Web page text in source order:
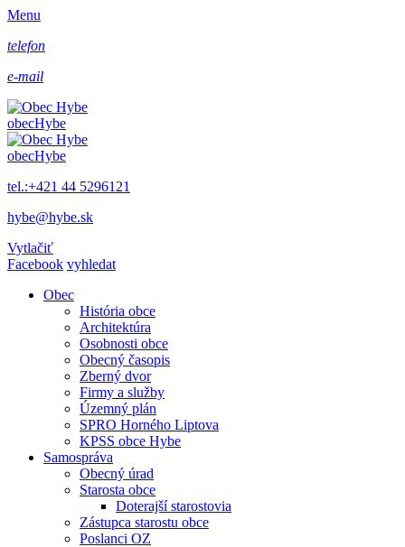
Menu
telefon
e-mail
obecHybe
obecHybe
tel.:+421 44 5296121
hybe@hybe.sk
Vytlačiť
Facebook vyhledat
Obec
História obce
Architektúra
Osobnosti obce
Obecný časopis
Zberný dvor
Firmy a služby
Územný plán
SPRO Horného Liptova
KPSS obce Hybe
Samospráva
Obecný úrad
Starosta obce
Doterajší starostovia
Zástupca starostu obce
Poslanci OZ